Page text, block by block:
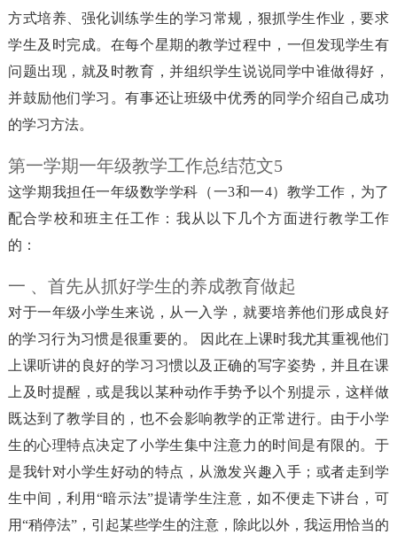
方式培养、强化训练学生的学习常规，狠抓学生作业，要求
学生及时完成。在每个星期的教学过程中，一但发现学生有
问题出现，就及时教育，并组织学生说说同学中谁做得好，
并鼓励他们学习。有事还让班级中优秀的同学介绍自己成功
的学习方法。
第一学期一年级教学工作总结范文5
这学期我担任一年级数学学科（一3和一4）教学工作，为了
配合学校和班主任工作：我从以下几个方面进行教学工作
的：
一 、首先从抓好学生的养成教育做起
对于一年级小学生来说，从一入学，就要培养他们形成良好
的学习行为习惯是很重要的。 因此在上课时我尤其重视他们
上课听讲的良好的学习习惯以及正确的写字姿势，并且在课
上及时提醒，或是我以某种动作手势予以个别提示，这样做
既达到了教学目的，也不会影响教学的正常进行。由于小学
生的心理特点决定了小学生集中注意力的时间是有限的。于
是我针对小学生好动的特点，从激发兴趣入手；或者走到学
生中间，利用“暗示法”提请学生注意，如不便走下讲台，可
用“稍停法”，引起某些学生的注意，除此以外，我运用恰当的